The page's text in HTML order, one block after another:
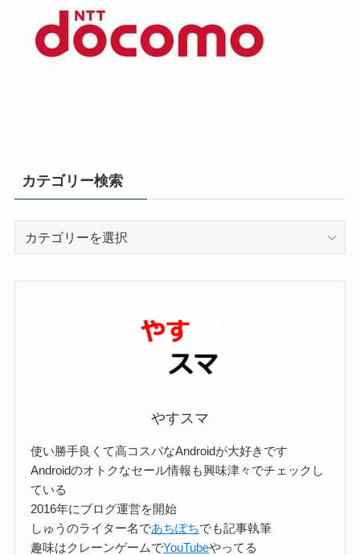
カテゴリー検索
やすスマ
使い勝手良くて高コスパなAndroidが大好きです
Androidのオトクなセール情報も興味津々でチェックし
ている
2016年にブログ運営を開始
しゅうのライター名であちぽちでも記事執筆
趣味はクレーンゲームでYouTubeやってる